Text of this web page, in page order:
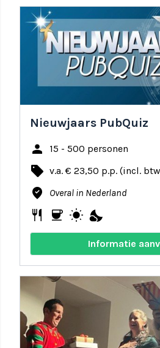
Nieuwjaars PubQuiz
person 15 - 500 personen
local_offer v.a. € 23,50 p.p. (incl.
where_to_vote Overal in Nederland
restaurant coffee wb_sunny nights_stay
Informatie